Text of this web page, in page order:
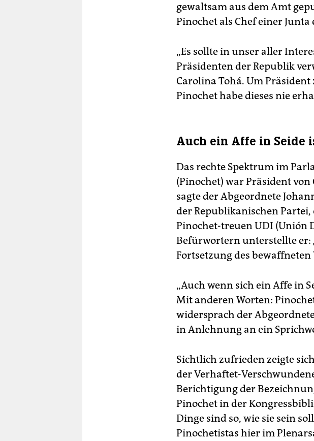
gewaltsam aus dem Amt
Pinochet als Chef einer Junta
„Es sollte in unser aller
Präsidenten der Republik
Carolina Tohá. Um Präsident
Pinochet habe dieses nie
Auch ein Affe in Seide
Das rechte Spektrum im
(Pinochet) war Präsident von
sagte der Abgeordnete
der Republikanischen
Pinochet-treuen UDI (Unión
Befürwortern unterstellte er:
Fortsetzung des bewaffneten
„Auch wenn sich ein Affe in
Mit anderen Worten:
widersprach der
in Anlehnung an ein
Sichtlich zufrieden zeigte
der Verhaftet-
Berichtigung der
Pinochet in der
Dinge sind so, wie sie sein
Pinochetistas hier im